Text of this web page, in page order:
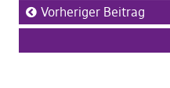
Vorheriger Beitrag